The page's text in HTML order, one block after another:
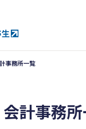
事務所一覧
計事務